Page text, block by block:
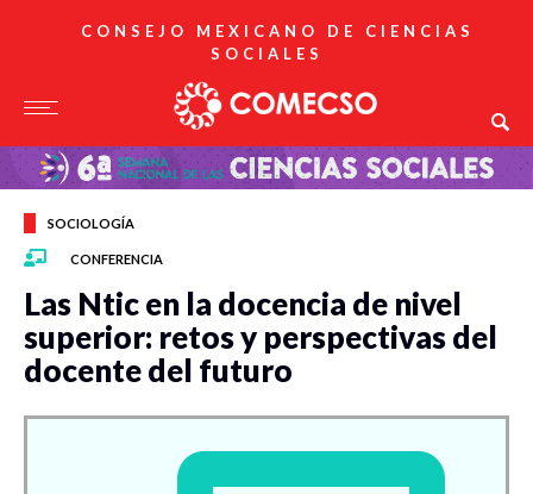
CONSEJO MEXICANO DE CIENCIAS
SOCIALES
SOCIOLOGÍA
CONFERENCIA
Las Ntic en la docencia de nivel
superior: retos y perspectivas del
docente del futuro